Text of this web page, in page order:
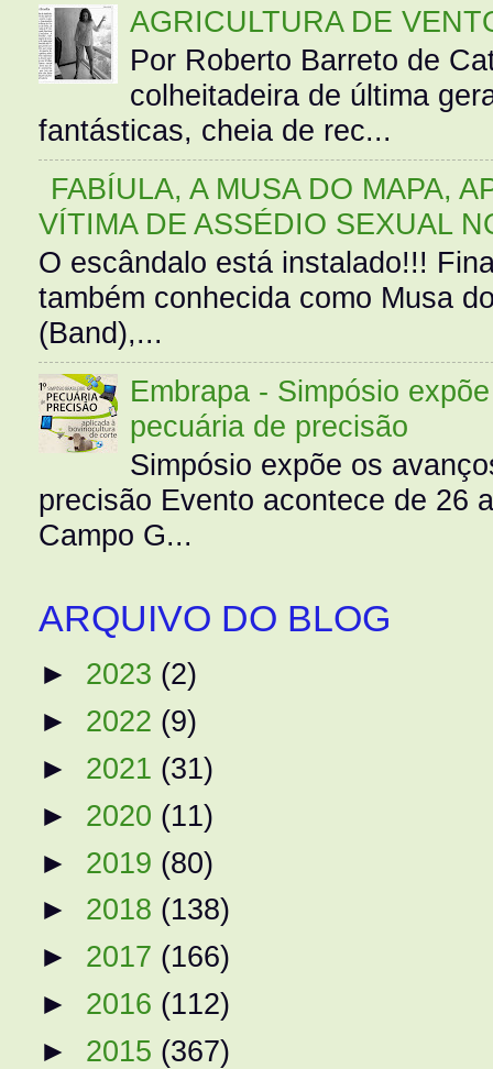
AGRICULTURA DE
Por Roberto Barreto de
colheitadeira de última
fantásticas, cheia de rec...
FABÍULA, A MUSA DO MAPA,
VÍTIMA DE ASSÉDIO SEXUAL
O escândalo está instalado!!!
também conhecida como Musa
(Band),...
Embrapa - Simpósio
pecuária de precisão
Simpósio expõe os
precisão Evento acontece de 26
Campo G...
ARQUIVO DO BLOG
► 2023 (2)
► 2022 (9)
► 2021 (31)
► 2020 (11)
► 2019 (80)
► 2018 (138)
► 2017 (166)
► 2016 (112)
► 2015 (367)